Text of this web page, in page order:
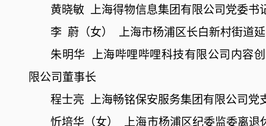
黄晓敏
上海得物信息集团有限公司党委书
李 蔚（女）
上海市杨浦区长白新村街道
朱明华
上海哔哩哔哩科技有限公司内容
限公司董事长
程士亮
上海畅铭保安服务集团有限公司党
忻培华（女）
上海市杨浦区纪委监委离退